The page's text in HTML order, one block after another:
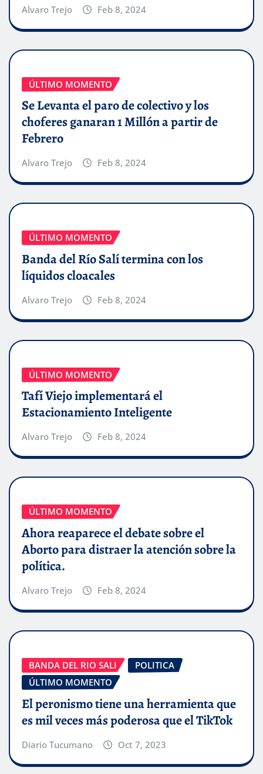
Alvaro Trejo Feb 8, 2024
ÚLTIMO MOMENTO
Se Levanta el paro de colectivo y los
choferes ganaran 1 Millón a partir de
Febrero
Alvaro Trejo Feb 8, 2024
ÚLTIMO MOMENTO
Banda del Río Salí termina con los
líquidos cloacales
Alvaro Trejo Feb 8, 2024
ÚLTIMO MOMENTO
Tafí Viejo implementará el
Estacionamiento Inteligente
Alvaro Trejo Feb 8, 2024
ÚLTIMO MOMENTO
Ahora reaparece el debate sobre el
Aborto para distraer la atención sobre la
política.
Alvaro Trejo Feb 8, 2024
BANDA DEL RIO SALI
POLITICA
ÚLTIMO MOMENTO
El peronismo tiene una herramienta que
es mil veces más poderosa que el TikTok
Diario Tucumano Oct 7, 2023